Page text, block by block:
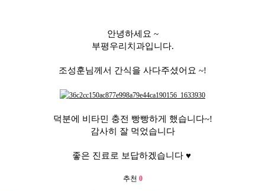
안녕하세요 ~
부평우리치과입니다.
조성훈님께서 간식을 사다주셨어요 ~!
덕분에 비타민 충전 빵빵하게 했습니다~!
감사히 잘 먹었습니다
좋은 진료로 보답하겠습니다 ♥
추천 0